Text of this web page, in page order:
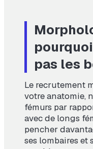
pas les
Le recrutement
votre anatomie,
fémurs par
avec de longs
pencher
ses lombaires et